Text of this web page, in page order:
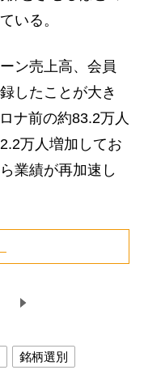
いる。
ン売上高、会員
したことが大き
ナ前の約83.2万人
万人増加してお
業績が再加速し
銘柄選別